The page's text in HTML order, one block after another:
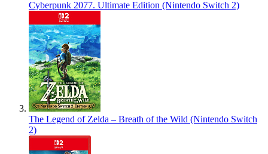
Cyberpunk 2077. Ultimate Edition (Nintendo Switch 2)
The Legend of Zelda – Breath of the Wild (Nintendo Switch
2)